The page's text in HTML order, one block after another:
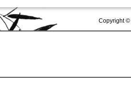
Copyright ©